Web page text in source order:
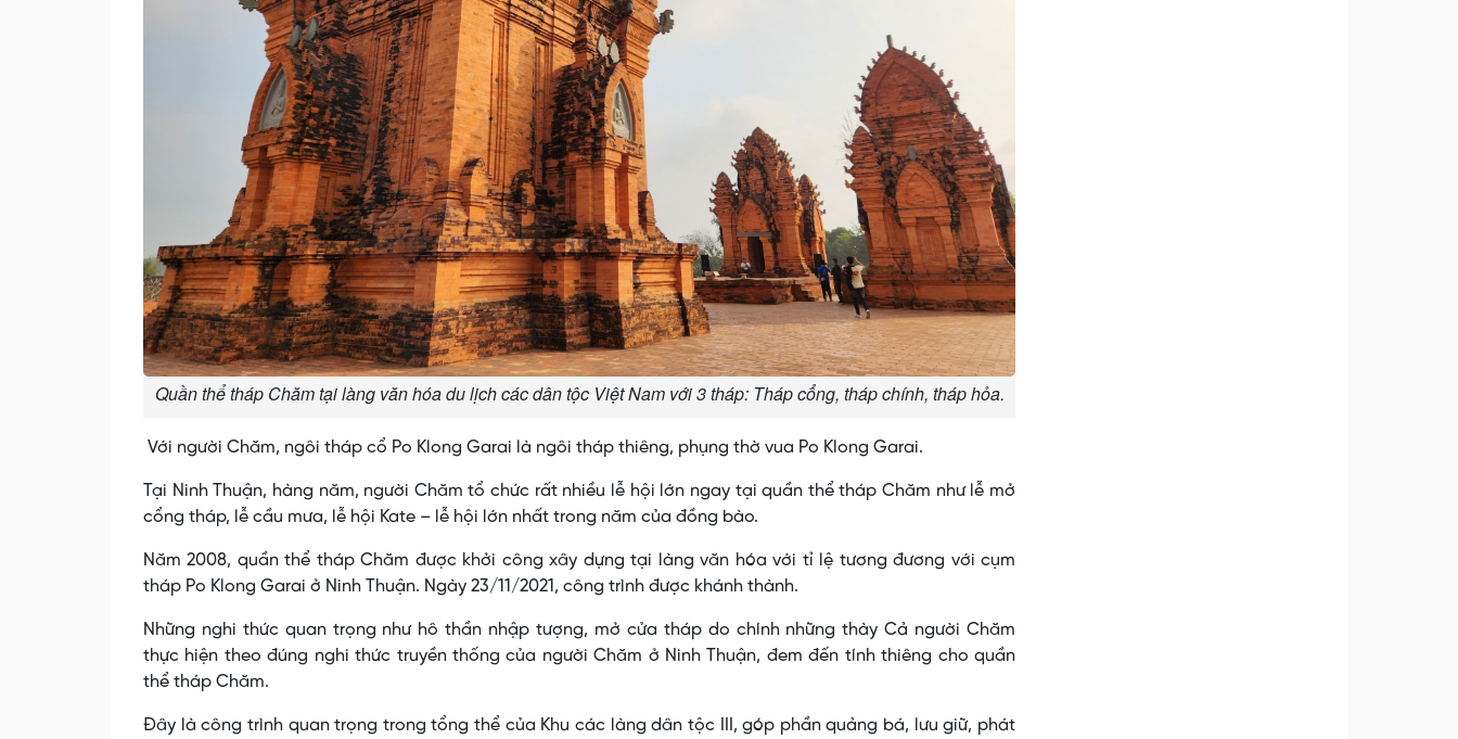
Quần thể tháp Chăm tại làng văn hóa du lịch các dân tộc Việt Nam với 3 tháp: Tháp cổng, tháp chính, tháp hỏa.
Với người Chăm, ngôi tháp cổ Po Klong Garai là ngôi tháp thiêng, phụng thờ vua Po Klong Garai.
Tại Ninh Thuận, hàng năm, người Chăm tổ chức rất nhiều lễ hội lớn ngay tại quần thể tháp Chăm như lễ mở
cổng tháp, lễ cầu mưa, lễ hội Kate – lễ hội lớn nhất trong năm của đồng bào.
Năm 2008, quần thể tháp Chăm được khởi công xây dựng tại làng văn hóa với tỉ lệ tương đương với cụm
tháp Po Klong Garai ở Ninh Thuận. Ngày 23/11/2021, công trình được khánh thành.
Những nghi thức quan trọng như hô thần nhập tượng, mở cửa tháp do chính những thày Cả người Chăm
thực hiện theo đúng nghi thức truyền thống của người Chăm ở Ninh Thuận, đem đến tính thiêng cho quần
thể tháp Chăm.
Đây là công trình quan trọng trong tổng thể của Khu các làng dân tộc III, góp phần quảng bá, lưu giữ, phát